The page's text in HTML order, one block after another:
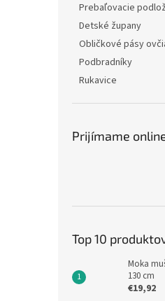
Prebaľovacie
Detské župany
Obličkové pásy
Podbradníky
Rukavice
Prijímame
Top 10
Moka
130 cm
€19,92